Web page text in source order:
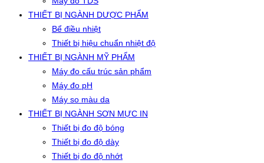
THIẾT BỊ NGÀNH DƯỢC PHẨM
Bể điều nhiệt
Thiết bị hiệu chuẩn nhiệt độ
THIẾT BỊ NGÀNH MỸ PHẨM
Máy đo cấu trúc sản phẩm
Máy đo pH
Máy so màu da
THIẾT BỊ NGÀNH SƠN MỰC IN
Thiết bị đo độ bóng
Thiết bị đo độ dày
Thiết bị đo độ nhớt